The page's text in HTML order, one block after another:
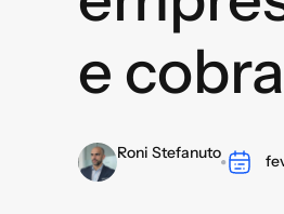
e
Roni Stefanuto